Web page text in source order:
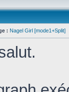
: Nagel Girl [mode1+Split]